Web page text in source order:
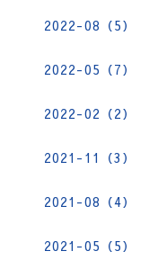
2022-08（5）
2022-05（7）
2022-02（2）
2021-11（3）
2021-08（4）
2021-05（5）